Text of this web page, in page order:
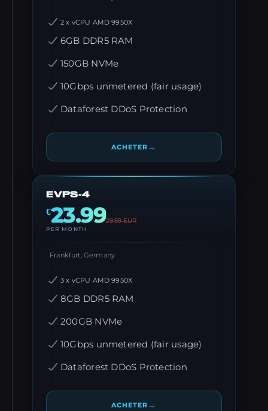
2 x vCPU AMD 9950X
6GB DDR5 RAM
150GB NVMe
10Gbps unmetered (fair usage)
Dataforest DDoS Protection
ACHETER →
EVPS-4
€23.9929.99EUR
PER MONTH
Frankfurt, Germany
3 x vCPU AMD 9950X
8GB DDR5 RAM
200GB NVMe
10Gbps unmetered (fair usage)
Dataforest DDoS Protection
ACHETER →